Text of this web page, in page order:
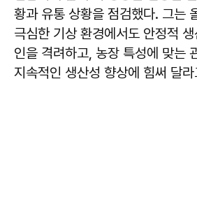
황과 유통 상황을 점검했다. 그는
극심한 기상 환경에서도 안정적
인을 격려하고, 농장 특성에 맞는
지속적인 생산성 향상에 힘써 달